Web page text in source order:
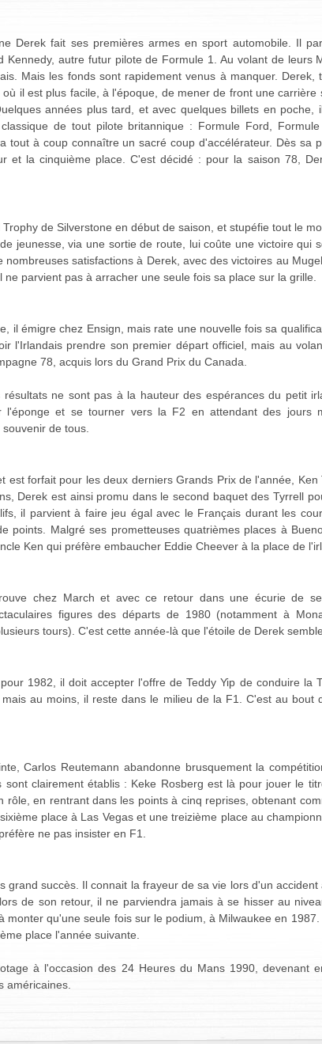
Derek fait ses premières armes en sport automobile. Il
Kennedy, autre futur pilote de Formule 1. Au volant de leurs
Mais les fonds sont rapidement venus à manquer. Derek,
il est plus facile, à l'époque, de mener de front une carrière
années plus tard, et avec quelques billets en poche,
de tout pilote britannique : Formule Ford,
tout à coup connaître un sacré coup d'accélérateur. Dès sa
et la cinquième place. C'est décidé : pour la saison 78,
de Silverstone en début de saison, et stupéfie tout le
jeunesse, via une sortie de route, lui coûte une victoire qui
satisfactions à Derek, avec des victoires au
parvient pas à arracher une seule fois sa place sur la grille.
il émigre chez Ensign, mais rate une nouvelle fois sa
l'Irlandais prendre son premier départ officiel, mais au
78, acquis lors du Grand Prix du Canada.
ne sont pas à la hauteur des espérances du petit
l'éponge et se tourner vers la F2 en attendant des jours
de tous.
est forfait pour les deux derniers Grands Prix de l'année,
Derek est ainsi promu dans le second baquet des Tyrrell
il parvient à faire jeu égal avec le Français durant les
points. Malgré ses prometteuses quatrièmes places à
Ken qui préfère embaucher Eddie Cheever à la place de
chez March et avec ce retour dans une écurie de
figures des départs de 1980 (notamment à
tours). C'est cette année-là que l'étoile de Derek
1982, il doit accepter l'offre de Teddy Yip de conduire la
au moins, il reste dans le milieu de la F1. C'est au bout
Carlos Reutemann abandonne brusquement la
clairement établis : Keke Rosberg est là pour jouer le
rôle, en rentrant dans les points à cinq reprises, obtenant
place à Las Vegas et une treizième place au
ne pas insister en F1.
grand succès. Il connait la frayeur de sa vie lors d'un
de son retour, il ne parviendra jamais à se hisser au
monter qu'une seule fois sur le podium, à Milwaukee en
place l'année suivante.
à l'occasion des 24 Heures du Mans 1990, devenant
américaines.